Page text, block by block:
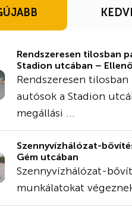
Rendszeresen tilosban
Stadion utcában –
Rendszeresen
autósok a Stadion
megállási ...
Szennyvízhálózat-
Gém utcában
Szennyvízhálózat-
munkálatokat